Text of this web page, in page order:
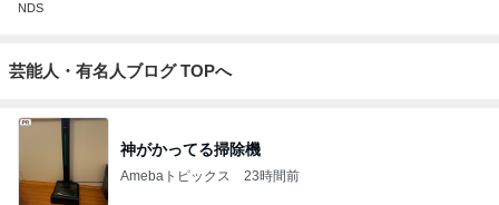
NDS
芸能人・有名人ブログ TOPへ
神がかってる掃除機
Amebaトピックス 23時間前